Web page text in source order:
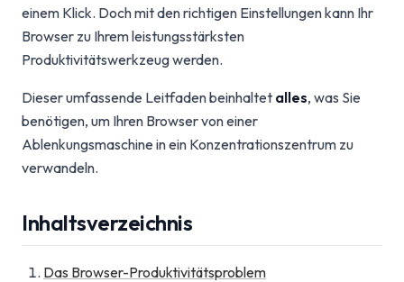
einem Klick. Doch mit den richtigen Einstellungen kann Ihr
Browser zu Ihrem leistungsstärksten
Produktivitätswerkzeug werden.
Dieser umfassende Leitfaden beinhaltet alles, was Sie
benötigen, um Ihren Browser von einer
Ablenkungsmaschine in ein Konzentrationszentrum zu
verwandeln.
Inhaltsverzeichnis
Das Browser-Produktivitätsproblem